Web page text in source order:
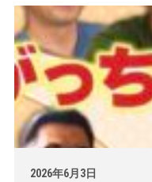
2026年6月3日